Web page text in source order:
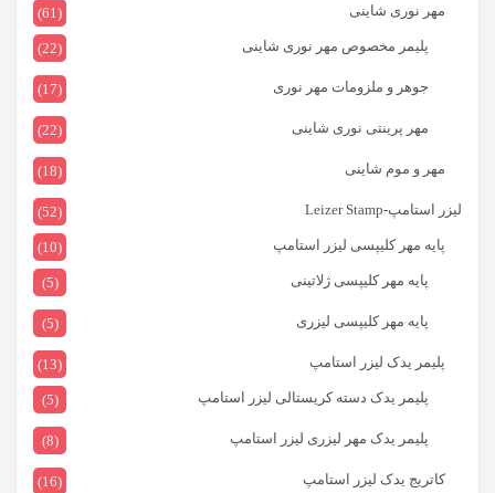
مهر نوری شاینی
(61)
پلیمر مخصوص مهر نوری شاینی
(22)
جوهر و ملزومات مهر نوری (17)
مهر پرینتی نوری شاینی (22)
مهر و موم شاینی (18)
لیزر استامپ-Leizer Stamp
(52)
پایه مهر کلیپسی لیزر استامپ
(10)
پایه مهر کلیپسی ژلاتینی
(5)
پایه مهر کلیپسی لیزری (5)
پلیمر یدک لیزر استامپ
(13)
پلیمر یدک دسته کریستالی لیزر استامپ
(5)
پلیمر یدک مهر لیزری لیزر استامپ (8)
کاتریج یدک لیزر استامپ
(16)